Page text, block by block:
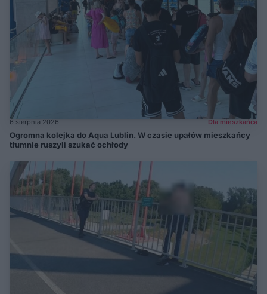
6 sierpnia 2026 Dla mieszkańca
Ogromna kolejka do Aqua Lublin. W czasie upałów mieszkańcy
tłumnie ruszyli szukać ochłody